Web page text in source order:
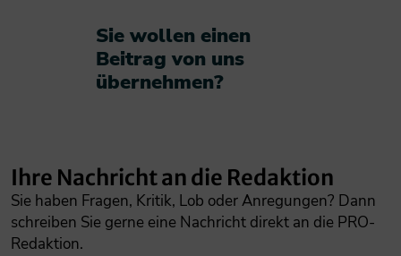
Sie wollen einen
Beitrag von uns
übernehmen?​
Ihre Nachricht an die Redaktion
Sie haben Fragen, Kritik, Lob oder Anregungen? Dann
schreiben Sie gerne eine Nachricht direkt an die PRO-
Redaktion.